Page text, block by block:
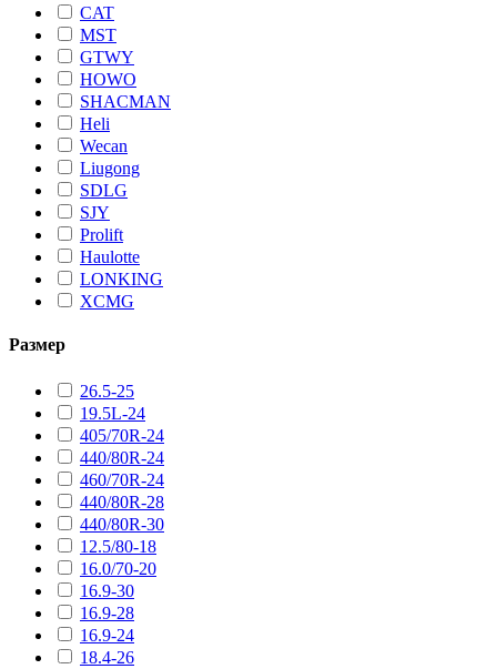
CAT
MST
GTWY
HOWO
SHACMAN
Heli
Wecan
Liugong
SDLG
SJY
Prolift
Haulotte
LONKING
XCMG
Размер
26.5-25
19.5L-24
405/70R-24
440/80R-24
460/70R-24
440/80R-28
440/80R-30
12.5/80-18
16.0/70-20
16.9-30
16.9-28
16.9-24
18.4-26